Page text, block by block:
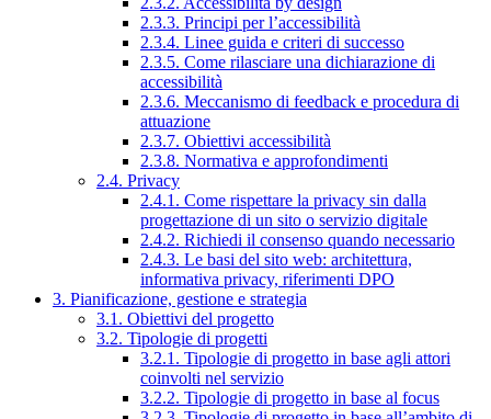
2.3.3. Principi per l’accessibilità
2.3.4. Linee guida e criteri di successo
2.3.5. Come rilasciare una dichiarazione di
accessibilità
2.3.6. Meccanismo di feedback e procedura di
attuazione
2.3.7. Obiettivi accessibilità
2.3.8. Normativa e approfondimenti
2.4. Privacy
2.4.1. Come rispettare la privacy sin dalla
progettazione di un sito o servizio digitale
2.4.2. Richiedi il consenso quando necessario
2.4.3. Le basi del sito web: architettura,
informativa privacy, riferimenti DPO
3. Pianificazione, gestione e strategia
3.1. Obiettivi del progetto
3.2. Tipologie di progetti
3.2.1. Tipologie di progetto in base agli attori
coinvolti nel servizio
3.2.2. Tipologie di progetto in base al focus